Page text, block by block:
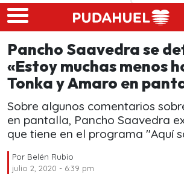
Skip to main content
Pancho Saavedra se
«Estoy muchas menos
Tonka y Amaro en
Sobre algunos comentarios
en pantalla, Pancho Saavedra
que tiene en el programa "Aquí
Por Belén Rubio
julio 2, 2020 - 6:39 pm